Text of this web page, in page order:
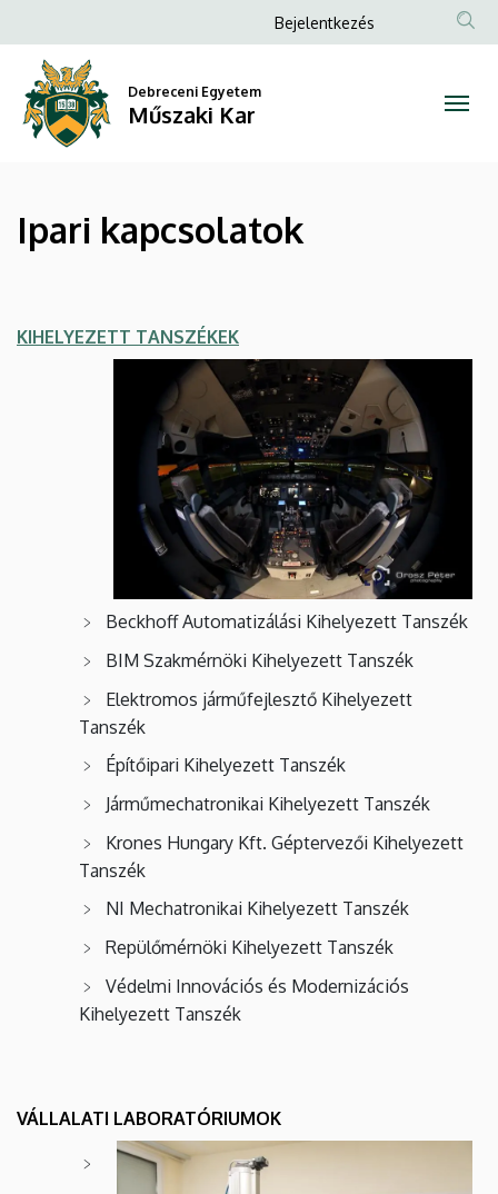
kapcsolatok
Műszaki
a
tartalomra
Anonim
Bejelentkezés
Debreceni Egyetem
Műszaki Kar
Ipari kapcsolatok
KIHELYEZETT TANSZÉKEK
Beckhoff Automatizálási Kihelyezett Tanszék
BIM Szakmérnöki Kihelyezett Tanszék
Elektromos járműfejlesztő Kihelyezett
Tanszék
Építőipari Kihelyezett Tanszék
Járműmechatronikai Kihelyezett Tanszék
Krones Hungary Kft. Géptervezői Kihelyezett
Tanszék
NI Mechatronikai Kihelyezett Tanszék
Repülőmérnöki Kihelyezett Tanszék
Védelmi Innovációs és Modernizációs
Kihelyezett Tanszék
VÁLLALATI LABORATÓRIUMOK